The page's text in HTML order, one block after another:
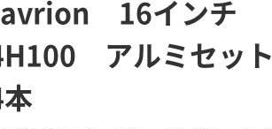
16インチ
アルミセット